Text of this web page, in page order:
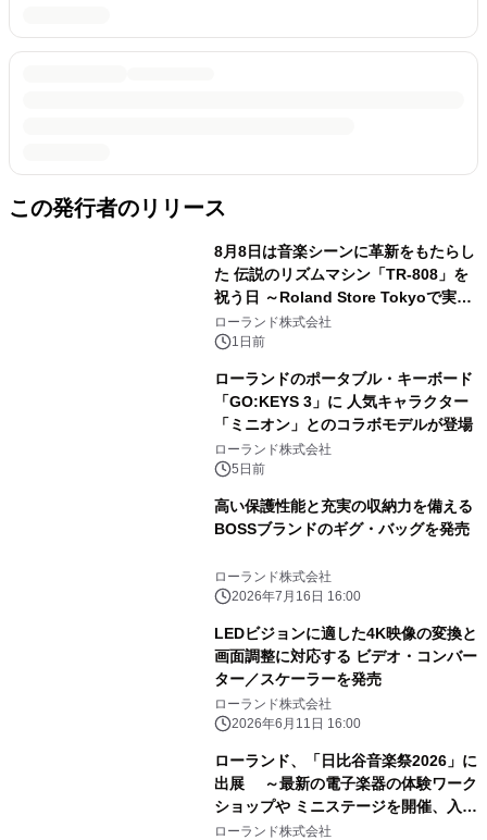
この発行者のリリース
8月8日は音楽シーンに革新をもたらし
た 伝説のリズムマシン「TR-808」を
祝う日 ～Roland Store Tokyoで実機
を展示しての 記念キャンペーンを開
催 英国ラジオ「NTS」の 特別プログ
アーティストを フィーチャーしたアニ
メーションを公開～
ローランド株式会社
1日前
ローランドのポータブル・キーボード
「GO:KEYS 3」に 人気キャラクター
「ミニオン」とのコラボモデルが登場
ローランド株式会社
5日前
高い保護性能と充実の収納力を備える
BOSSブランドのギグ・バッグを発売
ローランド株式会社
2026年7月16日 16:00
LEDビジョンに適した4K映像の変換と
画面調整に対応する ビデオ・コンバー
ター／スケーラーを発売
ローランド株式会社
2026年6月11日 16:00
ローランド、「日比谷音楽祭2026」に
出展 ～最新の電子楽器の体験ワーク
ショップや ミニステージを開催、入場
無料！～
ローランド株式会社